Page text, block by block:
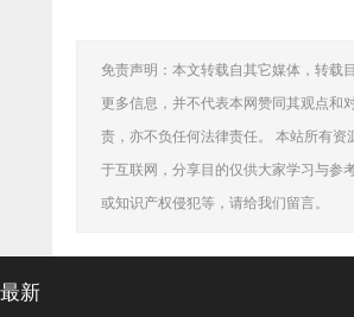
免责声明：本文转载自其它媒体，转载
更多信息，并不代表本网赞同其观点和
责，亦不负任何法律责任。 本站所有资
于互联网，分享目的仅供大家学习与参
或知识产权侵犯等，请给我们留言。
最新